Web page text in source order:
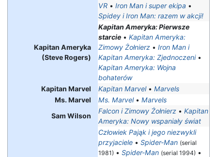
VR • Iron Man i super ekipa •
Spidey i Iron Man: razem w akcji!
Kapitan Ameryka
(Steve Rogers)
Kapitan Ameryka: Pierwsze
starcie • Kapitan Ameryka:
Zimowy Żołnierz • Iron Man i
Kapitan Ameryka: Zjednoczeni•
Kapitan Ameryka: Wojna
bohaterów
Kapitan Marvel
Kapitan Marvel• Marvels
Ms. Marvel
Ms. Marvel• Marvels
Sam Wilson
Falcon i Zimowy Żołnierz • Kapitan
Ameryka: Nowy wspaniały świat
Człowiek Pająk i jego niezwykli
przyjaciele • Spider-Man (serial
1981) • Spider-Man (serial 1994) •